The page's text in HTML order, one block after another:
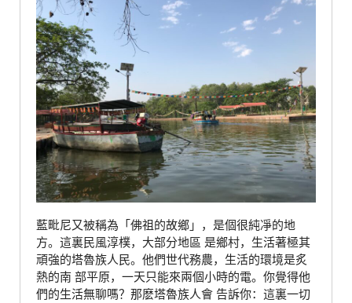
藍毗尼又被稱為「佛祖的故鄉」，是個很純凈的地
方。這裏民風淳樸，大部分地區 是鄉村，生活著極其
頑強的塔魯族人民。他們世代務農，生活的環境是炙
熱的南 部平原，一天只能來兩個小時的電。你覺得他
們的生活無聊嗎？那麽塔魯族人會 告訴你：這裏一切